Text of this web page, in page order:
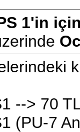
1'in
--> 70
(PU-7